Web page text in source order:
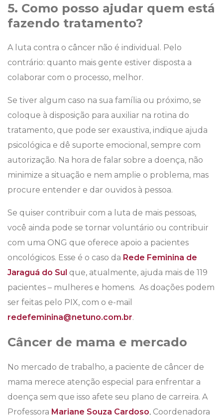
5. Como posso ajudar quem está
fazendo tratamento?
A luta contra o câncer não é individual. Pelo
contrário: quanto mais gente estiver disposta a
colaborar com o processo, melhor.
Se tiver algum caso na sua família ou próximo, se
coloque à disposição para auxiliar na rotina do
tratamento, que pode ser exaustiva, indique ajuda
psicológica e dê suporte emocional, sempre com
autorização. Na hora de falar sobre a doença, não
minimize a situação e nem amplie o problema, mas
procure entender e dar ouvidos à pessoa.
Se quiser contribuir com a luta de mais pessoas,
você ainda pode se tornar voluntário ou contribuir
com uma ONG que oferece apoio a pacientes
oncológicos. Esse é o caso da Rede Feminina de
Jaraguá do Sul que, atualmente, ajuda mais de 119
pacientes – mulheres e homens. As doações podem
ser feitas pelo PIX, com o e-mail
redefeminina@netuno.com.br.
Câncer de mama e mercado
No mercado de trabalho, a paciente de câncer de
mama merece atenção especial para enfrentar a
doença sem que isso afete seu plano de carreira. A
Professora Mariane Souza Cardoso, Coordenadora